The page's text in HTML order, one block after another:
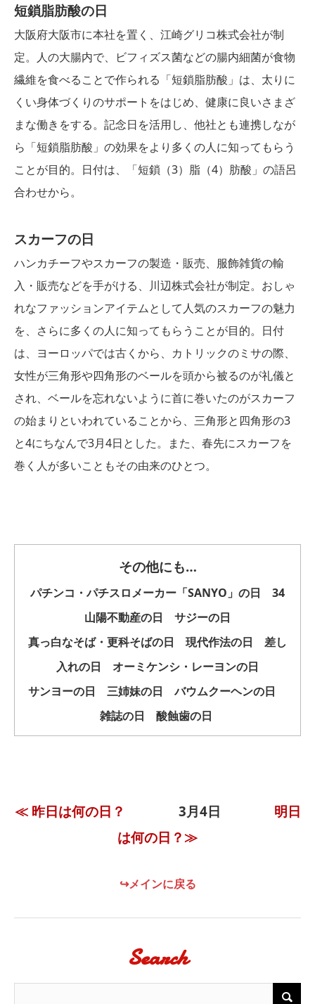
短鎖脂肪酸の日
大阪府大阪市に本社を置く、江崎グリコ株式会社が制
定。人の大腸内で、ビフィズス菌などの腸内細菌が食物
繊維を食べることで作られる「短鎖脂肪酸」は、太りに
くい身体づくりのサポートをはじめ、健康に良いさまざ
まな働きをする。記念日を活用し、他社とも連携しなが
ら「短鎖脂肪酸」の効果をより多くの人に知ってもらう
ことが目的。日付は、「短鎖（3）脂（4）肪酸」の語呂
合わせから。
スカーフの日
ハンカチーフやスカーフの製造・販売、服飾雑貨の輸
入・販売などを手がける、川辺株式会社が制定。おしゃ
れなファッションアイテムとして人気のスカーフの魅力
を、さらに多くの人に知ってもらうことが目的。日付
は、ヨーロッパでは古くから、カトリックのミサの際、
女性が三角形や四角形のベールを頭から被るのが礼儀と
され、ベールを忘れないように首に巻いたのがスカーフ
の始まりといわれていることから、三角形と四角形の3
と4にちなんで3月4日とした。また、春先にスカーフを
巻く人が多いこともその由来のひとつ。
その他にも…
パチンコ・パチスロメーカー「SANYO」の日 34
山陽不動産の日 サジーの日
真っ白なそば・更科そばの日 現代作法の日 差し
入れの日 オーミケンシ・レーヨンの日
サンヨーの日 三姉妹の日 バウムクーヘンの日
雑誌の日 酸蝕歯の日
≪ 昨日は何の日？ 3月4日 明日
は何の日？≫
↪メインに戻る
Search